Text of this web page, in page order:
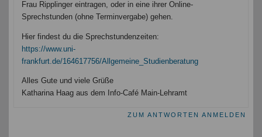
Frau Ripplinger eintragen, oder in eine ihrer Online-
Sprechstunden (ohne Terminvergabe) gehen.
Hier findest du die Sprechstundenzeiten:
https://www.uni-
frankfurt.de/164617756/Allgemeine_Studienberatung
Alles Gute und viele Grüße
Katharina Haag aus dem Info-Café Main-Lehramt
ZUM ANTWORTEN ANMELDEN